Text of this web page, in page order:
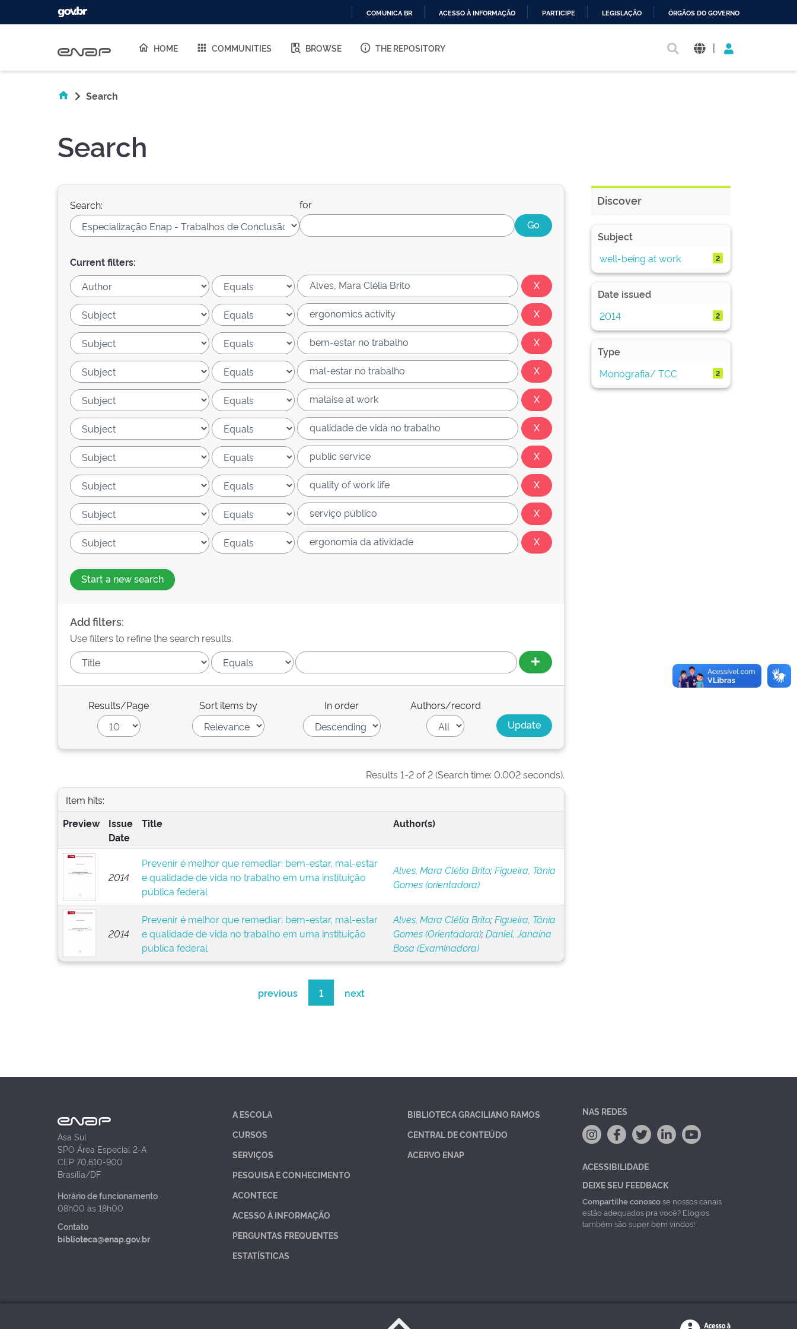
O
COMUNICA BR ACESSO À INFORMAÇÃO PARTICIPE LEGISLAÇÃO ÓRGÃOS DO GOVERNO
HOME COMMUNITIES BROWSE THE REPOSITORY |
Search
Search
Search: for
Current filters:
Start a new search
Add filters:
Use filters to refine the search results.
Results/Page Sort items by In order Authors/record
Results 1-2 of 2 (Search time: 0.002 seconds).
Item hits:
Preview
Issue
Date
Title Author(s)
2014
Prevenir é melhor que remediar: bem-estar, mal-estar
e qualidade de vida no trabalho em uma instituição
pública federal
Alves, Mara Clélia Brito;Figueira, Tânia
Gomes (orientadora)
2014
Prevenir é melhor que remediar: bem-estar, mal-estar
e qualidade de vida no trabalho em uma instituição
pública federal
Alves, Mara Clélia Brito;Figueira, Tânia
Gomes (Orientadora);Daniel, Janaína
Bosa (Examinadora)
previous 1 next
Discover
Subject
well-being at work
2
Date issued
2014
2
Type
Monografia/ TCC
2
Asa Sul
SPO Área Especial 2-A
CEP 70.610-900
Brasília/DF
Horário de funcionamento
08h00 às 18h00
Contato
biblioteca@enap.gov.br
A ESCOLA
CURSOS
SERVIÇOS
PESQUISA E CONHECIMENTO
ACONTECE
ACESSO À INFORMAÇÃO
PERGUNTAS FREQUENTES
ESTATÍSTICAS
BIBLIOTECA GRACILIANO RAMOS
CENTRAL DE CONTEÚDO
ACERVO ENAP
NAS REDES
ACESSIBILIDADE
DEIXE SEU FEEDBACK
Compartilhe conoscose nossos canais
estão adequados pra você? Elogios
também são super bem vindos!